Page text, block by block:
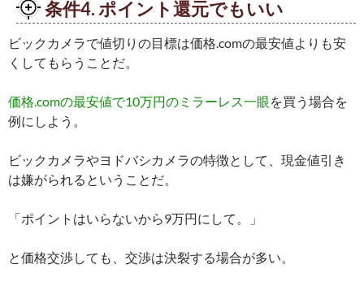
条件4. ポイント還元でもいい
ビックカメラで値切りの目標は価格.comの最安値よりも安
くしてもらうことだ。
価格.comの最安値で10万円のミラーレス一眼を買う場合を
例にしよう。
ビックカメラやヨドバシカメラの特徴として、現金値引き
は嫌がられるということだ。
「ポイントはいらないから9万円にして。」
と価格交渉しても、交渉は決裂する場合が多い。